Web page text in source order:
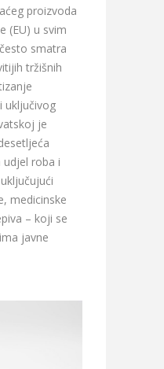
proizvoda
(EU) u svim
smatra
tržišnih
uključivog
je
udjel roba i
medicinske
– koji se
javne